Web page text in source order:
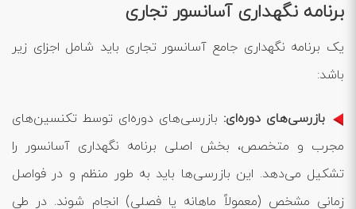
برنامه نگهداری آسانسور تجاری
یک برنامه نگهداری جامع آسانسور تجاری باید شامل اجزای زیر
باشد:
بازرسی‌های دوره‌ای: بازرسی‌های دوره‌ای توسط تکنسین‌های
مجرب و متخصص، بخش اصلی برنامه نگهداری آسانسور را
تشکیل می‌دهد. این بازرسی‌ها باید به طور منظم و در فواصل
زمانی مشخص (معمولاً ماهانه یا فصلی) انجام شوند. در طی